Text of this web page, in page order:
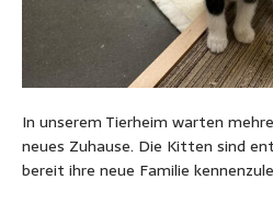
In unserem Tierheim warten
neues Zuhause. Die Kitten sind
bereit ihre neue Familie